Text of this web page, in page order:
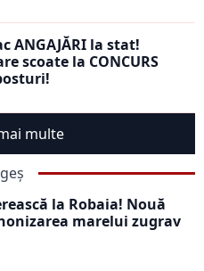
ANGAJĂRI la stat!
scoate la CONCURS
multe
la Robaia! Nouă
marelui zugrav